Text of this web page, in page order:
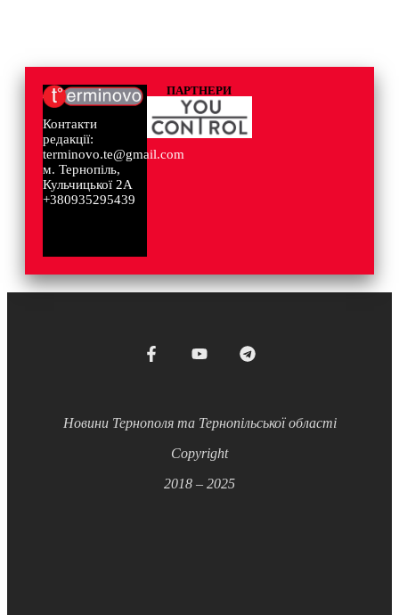
Контакти
редакції:
terminovo.te@gmail.com
м. Тернопіль,
Кульчицької 2А
+380935295439
ПАРТНЕРИ
Новини Тернополя та Тернопільської області
Copyright
2018 – 2025